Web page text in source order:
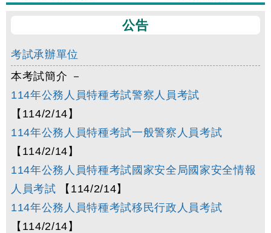
公告
考試承辦單位
本考試簡介 －
114年公務人員特種考試警察人員考試
【114/2/14】
114年公務人員特種考試一般警察人員考試
【114/2/14】
114年公務人員特種考試國家安全局國家安全情報
人員考試 【114/2/14】
114年公務人員特種考試移民行政人員考試
【114/2/14】